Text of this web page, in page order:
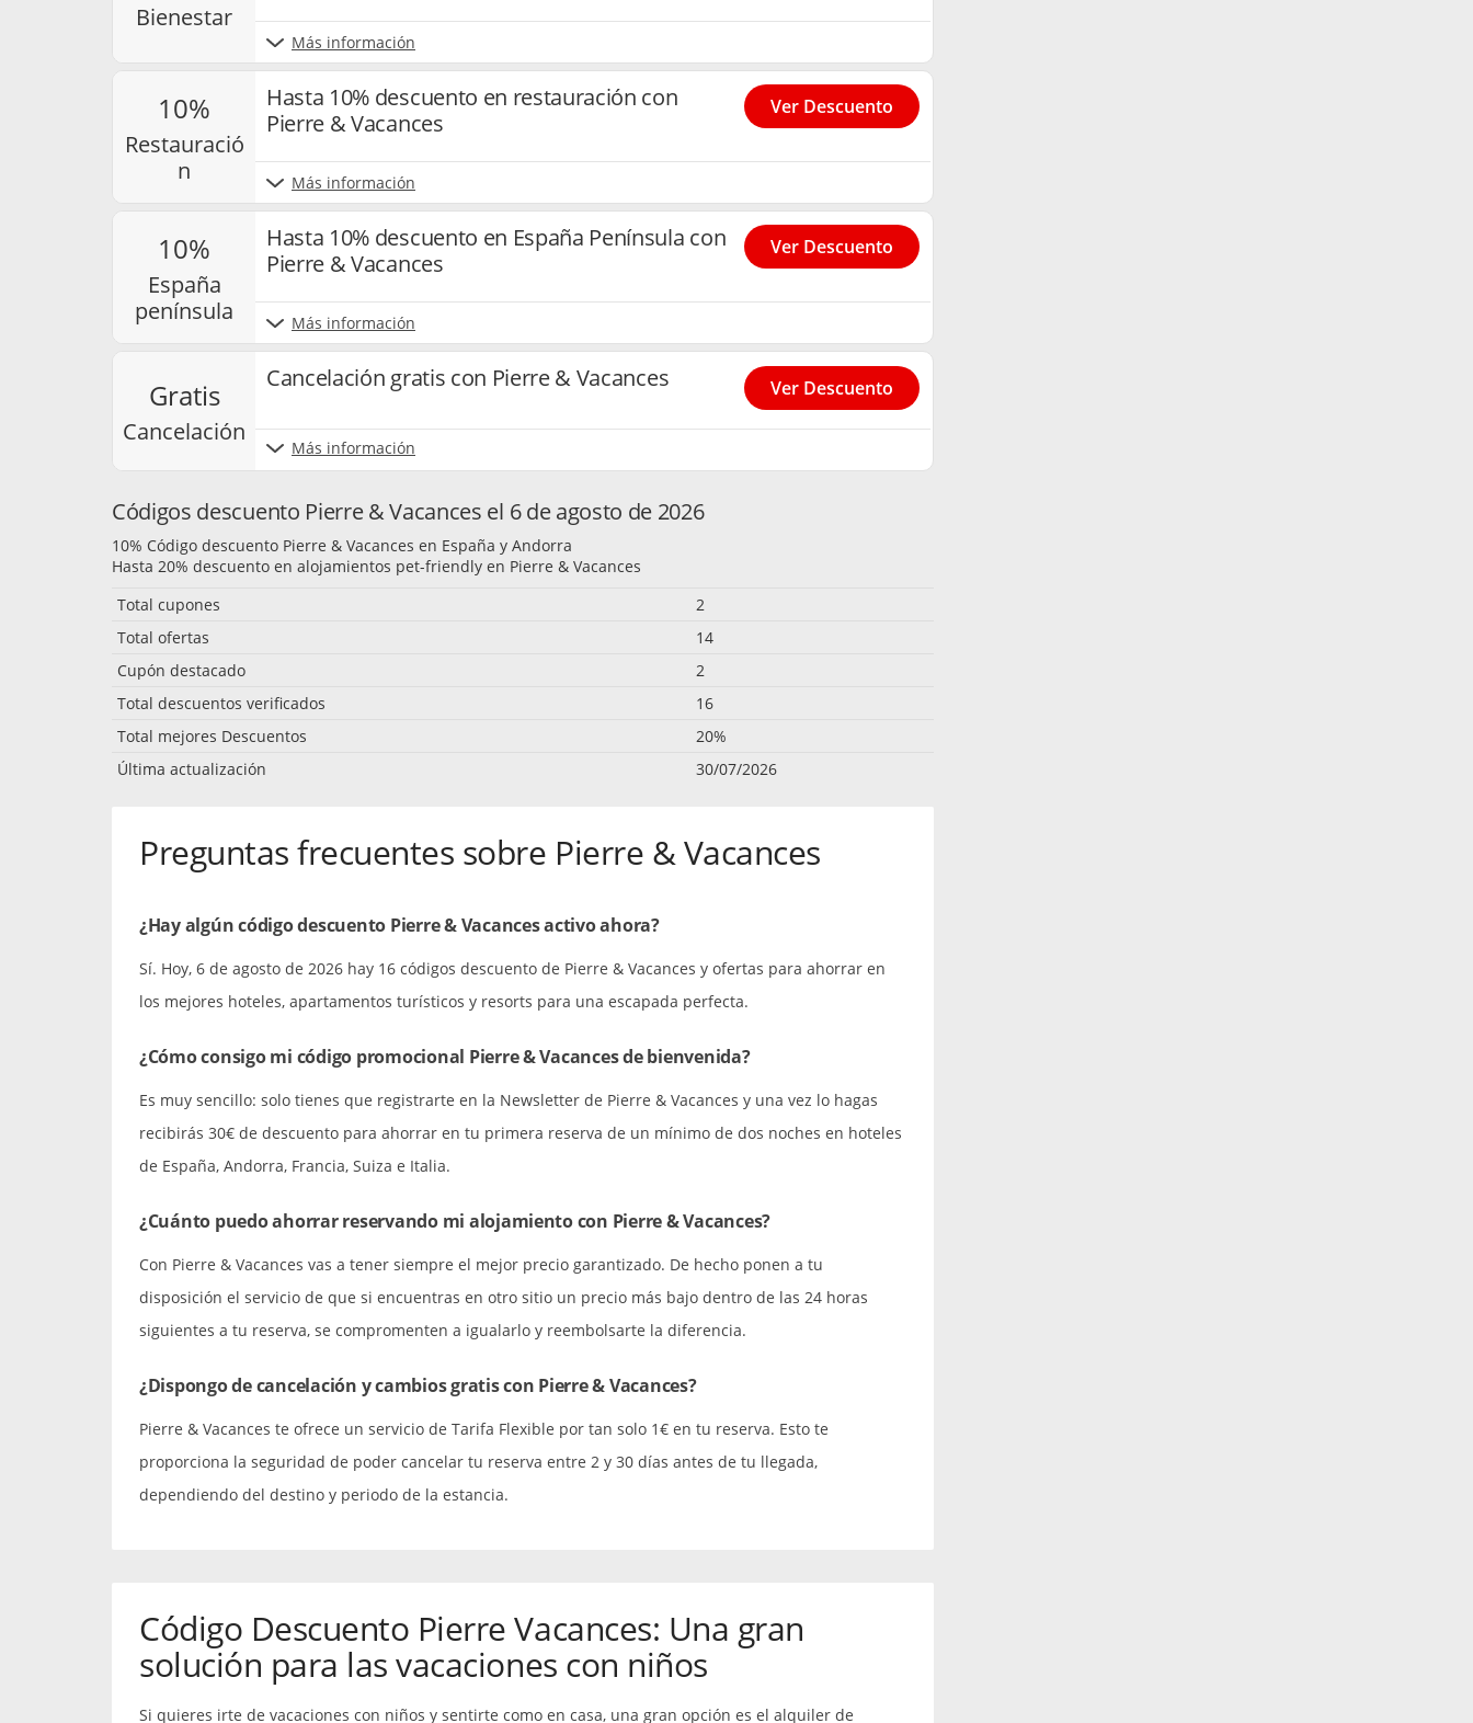
bienestar
Más información
10%
restauració
n
Hasta 10% descuento en restauración con
Pierre & Vacances
Más información
Ver Descuento
10%
españa
península
Hasta 10% descuento en España Península con
Pierre & Vacances
Más información
Ver Descuento
gratis
cancelación
Cancelación gratis con Pierre & Vacances
Más información
Ver Descuento
Códigos descuento Pierre & Vacances el 6 de agosto de 2026
10% Código descuento Pierre & Vacances en España y Andorra
Hasta 20% descuento en alojamientos pet-friendly en Pierre & Vacances
Total cupones
2
Total ofertas
14
Cupón destacado
2
Total descuentos verificados
16
Total mejores Descuentos
20%
Última actualización
30/07/2026
Preguntas frecuentes sobre Pierre & Vacances
¿Hay algún código descuento Pierre & Vacances activo ahora?
Sí. Hoy, 6 de agosto de 2026 hay 16 códigos descuento de Pierre & Vacances y ofertas para ahorrar en
los mejores hoteles, apartamentos turísticos y resorts para una escapada perfecta.
¿Cómo consigo mi código promocional Pierre & Vacances de bienvenida?
Es muy sencillo: solo tienes que registrarte en la Newsletter de Pierre & Vacances y una vez lo hagas
recibirás 30€ de descuento para ahorrar en tu primera reserva de un mínimo de dos noches en hoteles
de España, Andorra, Francia, Suiza e Italia.
¿Cuánto puedo ahorrar reservando mi alojamiento con Pierre & Vacances?
Con Pierre & Vacances vas a tener siempre el mejor precio garantizado. De hecho ponen a tu
disposición el servicio de que si encuentras en otro sitio un precio más bajo dentro de las 24 horas
siguientes a tu reserva, se compromenten a igualarlo y reembolsarte la diferencia.
¿Dispongo de cancelación y cambios gratis con Pierre & Vacances?
Pierre & Vacances te ofrece un servicio de Tarifa Flexible por tan solo 1€ en tu reserva. Esto te
proporciona la seguridad de poder cancelar tu reserva entre 2 y 30 días antes de tu llegada,
dependiendo del destino y periodo de la estancia.
Código Descuento Pierre Vacances: Una gran
solución para las vacaciones con niños
Si quieres irte de vacaciones con niños y sentirte como en casa, una gran opción es el alquiler de